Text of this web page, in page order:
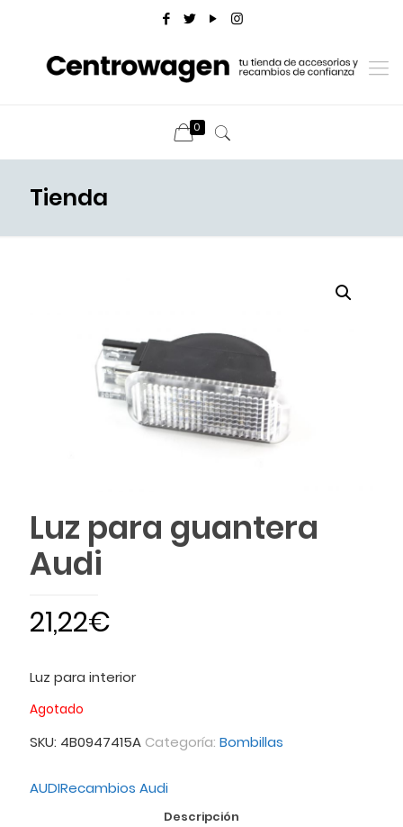
0
Tienda
Luz para guantera
Audi
21,22€
Luz para interior
Agotado
SKU: 4B0947415A Categoría: Bombillas
AUDIRecambios Audi
Descripción